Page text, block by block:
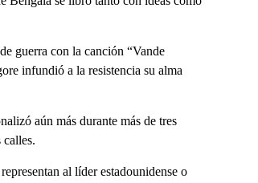
guerra con la canción “Vande
infundió a la resistencia su alma
aún más durante más de tres
al líder estadounidense o